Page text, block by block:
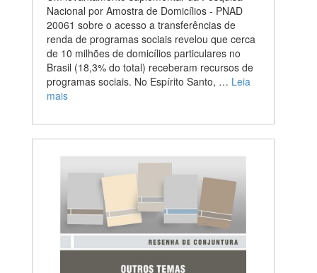
Nacional por Amostra de Domicílios - PNAD
20061 sobre o acesso a transferências de
renda de programas sociais revelou que cerca
de 10 milhões de domicílios particulares no
Brasil (18,3% do total) receberam recursos de
programas sociais. No Espírito Santo, … Leia
mais